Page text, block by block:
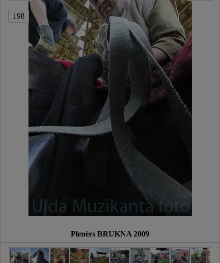
198
Plenērs BRUKNA 2009